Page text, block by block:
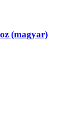
(magyar)